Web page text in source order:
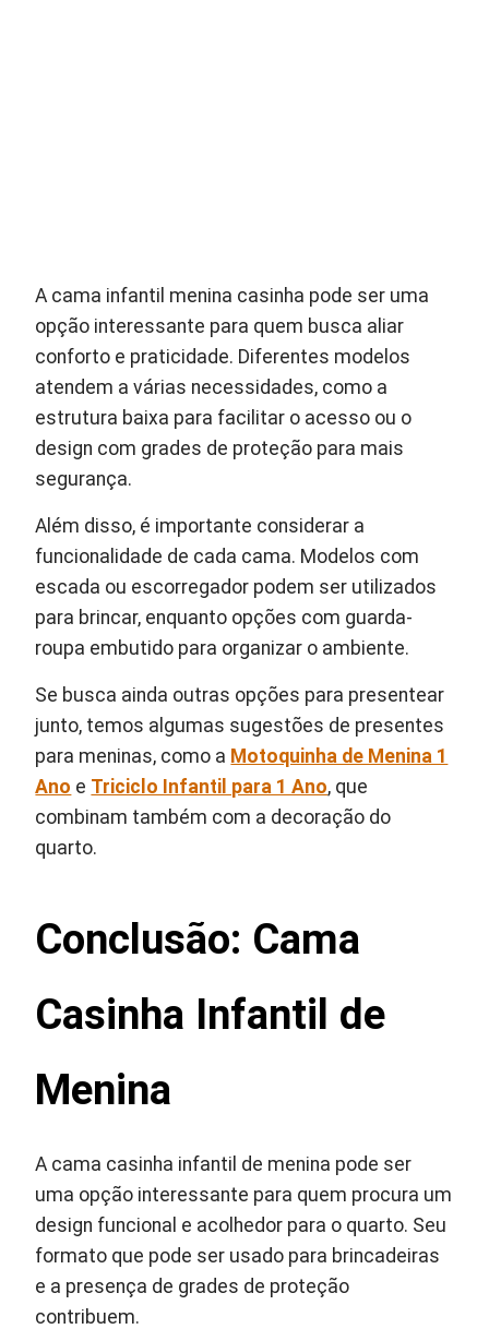
A cama infantil menina casinha pode ser uma
opção interessante para quem busca aliar
conforto e praticidade. Diferentes modelos
atendem a várias necessidades, como a
estrutura baixa para facilitar o acesso ou o
design com grades de proteção para mais
segurança.
Além disso, é importante considerar a
funcionalidade de cada cama. Modelos com
escada ou escorregador podem ser utilizados
para brincar, enquanto opções com guarda-
roupa embutido para organizar o ambiente.
Se busca ainda outras opções para presentear
junto, temos algumas sugestões de presentes
para meninas, como a Motoquinha de Menina 1
Ano e Triciclo Infantil para 1 Ano, que
combinam também com a decoração do
quarto.
Conclusão: Cama
Casinha Infantil de
Menina
A cama casinha infantil de menina pode ser
uma opção interessante para quem procura um
design funcional e acolhedor para o quarto. Seu
formato que pode ser usado para brincadeiras
e a presença de grades de proteção
contribuem.